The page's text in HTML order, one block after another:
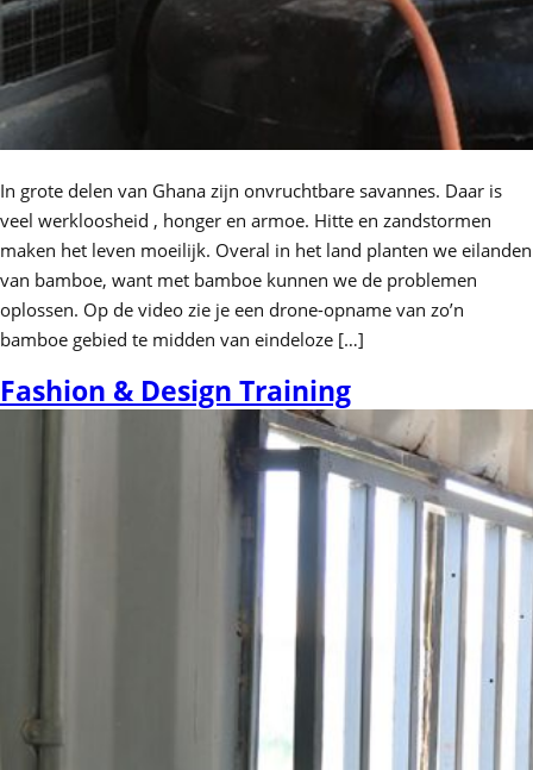
In grote delen van Ghana zijn onvruchtbare savannes. Daar is
veel werkloosheid , honger en armoe. Hitte en zandstormen
maken het leven moeilijk. Overal in het land planten we eilanden
van bamboe, want met bamboe kunnen we de problemen
oplossen. Op de video zie je een drone-opname van zo’n
bamboe gebied te midden van eindeloze […]
Fashion & Design Training